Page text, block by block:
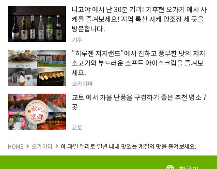
나고야 에서 단 30분 거리! 기후현 오가키 에서 사
케를 즐겨보세요! 지역 특산 사케 양조장 세 곳을
방문합니다.
기후
"히루젠 저지랜드"에서 진하고 풍부한 맛의 저지
소고기와 부드러운 소프트 아이스크림을 즐겨보
세요.
오카야마
교토 에서 가을 단풍을 구경하기 좋은 추천 명소 7
곳
교토
HOME 오카야마 이 과일 젤리로 일년 내내 맛있는 계절의 맛을 즐겨보세요.